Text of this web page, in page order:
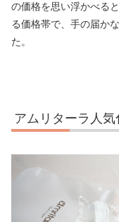
の価格を思い浮かべる
る価格帯で、手の届か
た。
アムリターラ人